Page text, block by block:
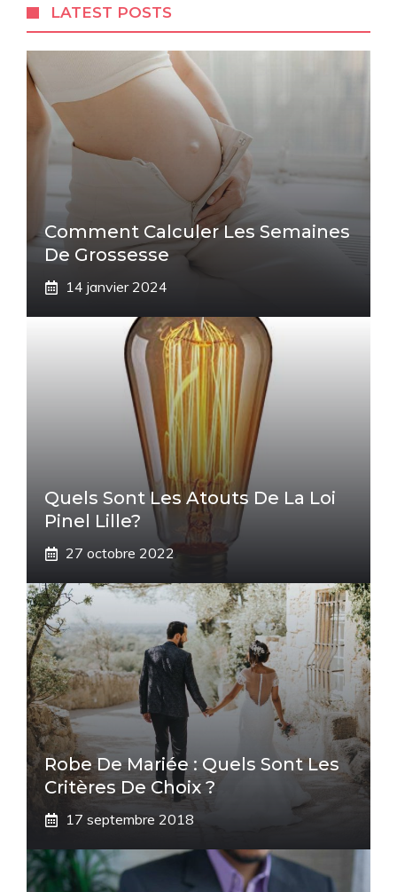
LATEST POSTS
Comment Calculer Les Semaines
De Grossesse
14 janvier 2024
Quels Sont Les Atouts De La Loi
Pinel Lille?
27 octobre 2022
Robe De Mariée : Quels Sont Les
Critères De Choix ?
17 septembre 2018